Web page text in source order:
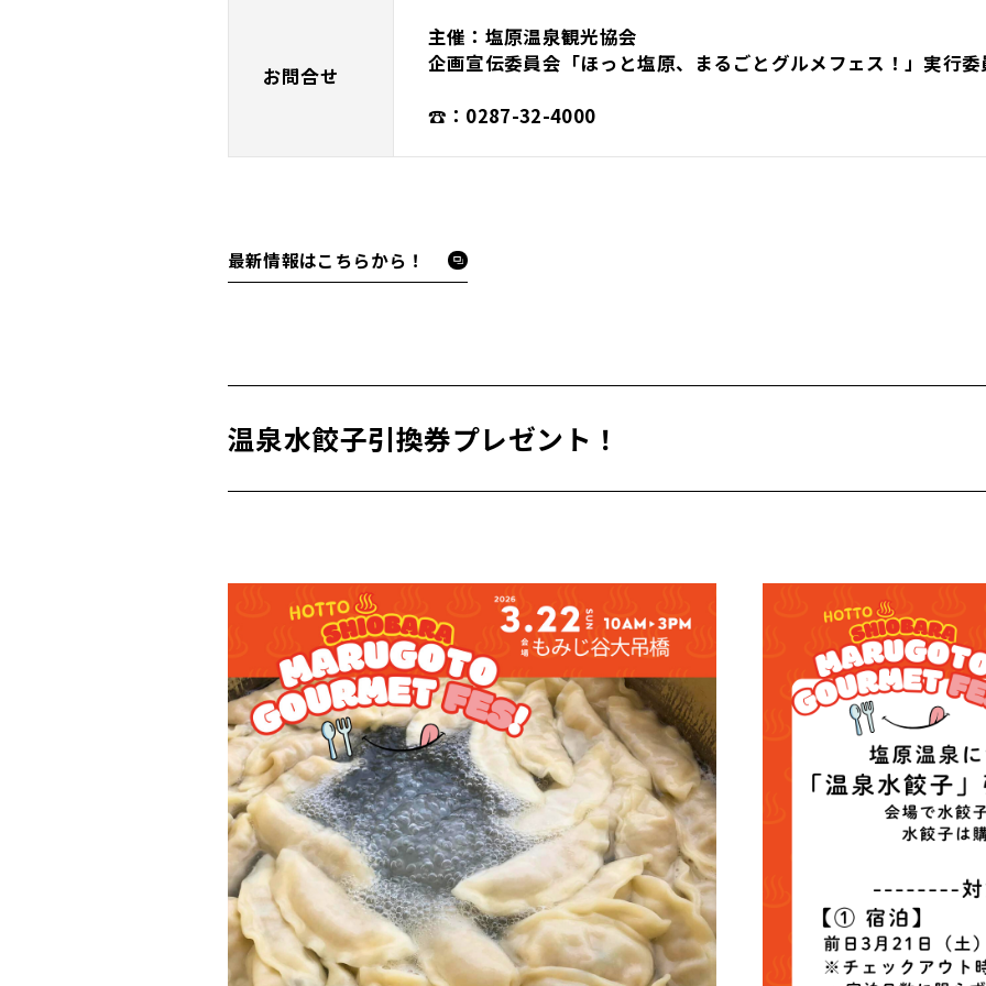
お問合せ
主催：塩原温泉観光協会
企画宣伝委員会「ほっと塩原、まるごとグルメフェス！」実行
☎：0287-32-4000
最新情報はこちらから！
温泉水餃子引換券プレゼント！